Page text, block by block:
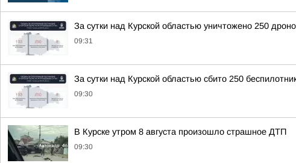
За сутки над Курской областью уничтожено 250
09:31
За сутки над Курской областью сбито 250
09:30
В Курске утром 8 августа произошло страшное ДТП
09:30